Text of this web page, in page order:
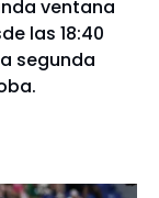
ventana
las 18:40
segunda